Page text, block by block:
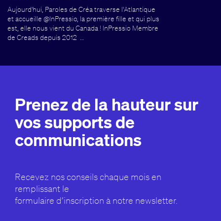
Aujourd'hui, Paroles de Créa traverse l'Atlantique
et accueille @InPressio, la première fille et qui plus
est, elle nous vient du Canada ! InPressio Membre
de Creads depuis 2012 …
Prenez de la hauteur sur
vos supports de
communications
Recevez nos conseils chaque mois en
remplissant le
formulaire d’inscription à notre newsletter.